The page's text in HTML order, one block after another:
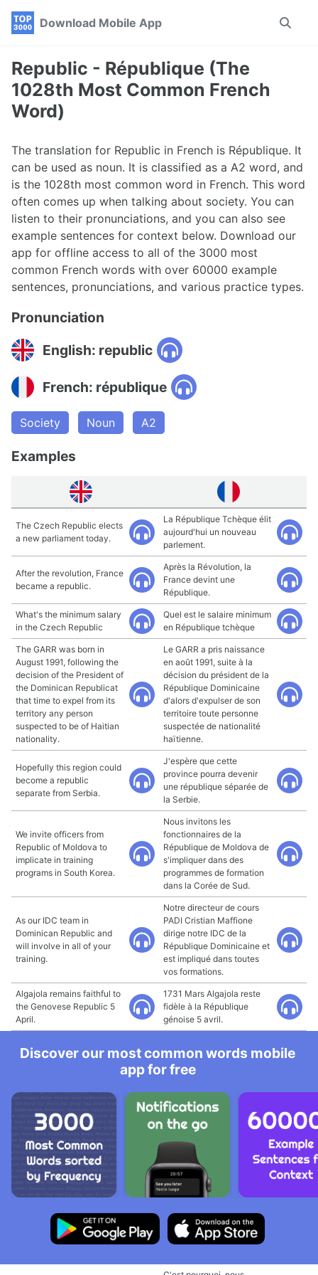
Skip
navigation
Skip
Skip
Download Mobile App
Toggle
Republic - République (The
1028th Most Common French
Word)
The translation for Republic in French is République. It
can be used as noun. It is classified as a A2 word, and
is the 1028th most common word in French. This word
often comes up when talking about society. You can
listen to their pronunciations, and you can also see
example sentences for context below. Download our
app for offline access to all of the 3000 most
common French words with over 60000 example
sentences, pronunciations, and various practice types.
Pronunciation
English: republic
French: république
Society Noun A2
Examples
The Czech Republic elects
a new parliament today.
La République Tchèque élit
aujourd'hui un nouveau
parlement.
After the revolution, France
became a republic.
Après la Révolution, la
France devint une
République.
What's the minimum salary
in the Czech Republic
Quel est le salaire minimum
en République tchèque
The GARR was born in
August 1991, following the
decision of the President of
the Dominican Republicat
that time to expel from its
territory any person
suspected to be of Haitian
nationality.
Le GARR a pris naissance
en août 1991, suite à la
décision du président de la
République Dominicaine
d'alors d'expulser de son
territoire toute personne
suspectée de nationalité
haïtienne.
Hopefully this region could
become a republic
separate from Serbia.
J'espère que cette
province pourra devenir
une république séparée de
la Serbie.
We invite officers from
Republic of Moldova to
implicate in training
programs in South Korea.
Nous invitons les
fonctionnaires de la
République de Moldova de
s'impliquer dans des
programmes de formation
dans la Corée de Sud.
As our IDC team in
Dominican Republic and
will involve in all of your
training.
Notre directeur de cours
PADI Cristian Maffione
dirige notre IDC de la
République Dominicaine et
est impliqué dans toutes
vos formations.
Algajola remains faithful to
the Genovese Republic 5
April.
1731 Mars Algajola reste
fidèle à la République
génoise 5 avril.
Discover our most common words mobile
app for free